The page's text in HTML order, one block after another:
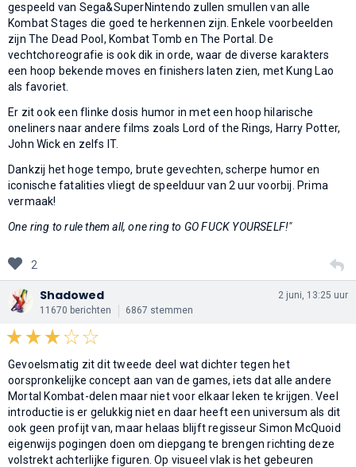
gespeeld van Sega&SuperNintendo zullen smullen van alle
Kombat Stages die goed te herkennen zijn. Enkele voorbeelden
zijn The Dead Pool, Kombat Tomb en The Portal. De
vechtchoreografie is ook dik in orde, waar de diverse karakters
een hoop bekende moves en finishers laten zien, met Kung Lao
als favoriet.
Er zit ook een flinke dosis humor in met een hoop hilarische
oneliners naar andere films zoals Lord of the Rings, Harry Potter,
John Wick en zelfs IT.
Dankzij het hoge tempo, brute gevechten, scherpe humor en
iconische fatalities vliegt de speelduur van 2 uur voorbij. Prima
vermaak!
One ring to rule them all, one ring to GO FUCK YOURSELF!"
2
Shadowed
11670 berichten 6867 stemmen
2 juni, 13:25 uur
Gevoelsmatig zit dit tweede deel wat dichter tegen het
oorspronkelijke concept aan van de games, iets dat alle andere
Mortal Kombat-delen maar niet voor elkaar leken te krijgen. Veel
introductie is er gelukkig niet en daar heeft een universum als dit
ook geen profijt van, maar helaas blijft regisseur Simon McQuoid
eigenwijs pogingen doen om diepgang te brengen richting deze
volstrekt achterlijke figuren. Op visueel vlak is het gebeuren